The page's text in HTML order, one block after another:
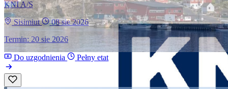
KNI A/S
Sisimiut
08 sie 2026
Termin: 20 sie 2026
Do uzgodnienia Pełny etat